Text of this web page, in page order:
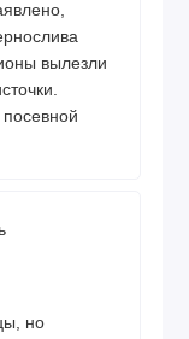
вылезли
но